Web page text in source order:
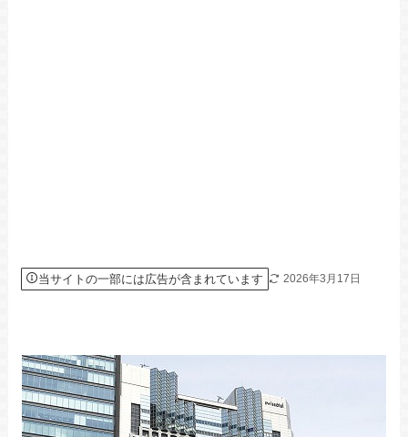
当サイトの一部には広告が含まれています 2026年3月17日